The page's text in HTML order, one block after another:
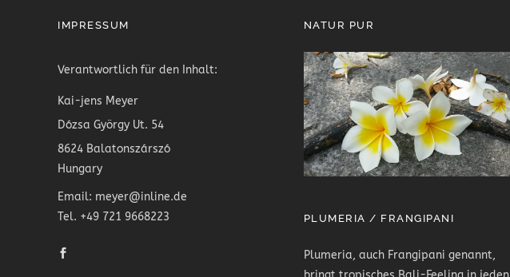
IMPRESSUM
Verantwortlich für den Inhalt:
Kai-jens Meyer
Dózsa György Ut. 54
8624 Balatonszárszó
Hungary
Email: meyer@inline.de
Tel. +49 721 9668223
NATUR PUR
PLUMERIA / FRANGIPANI
Plumeria, auch Frangipani genannt,